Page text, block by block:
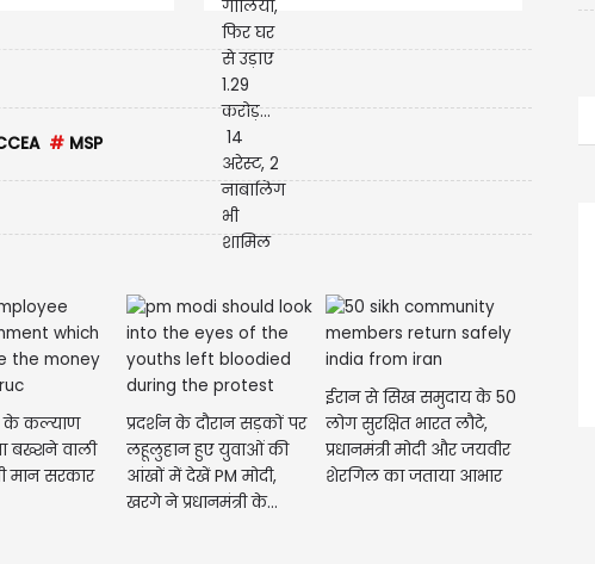
# MSP
के कल्याण
बख्शने वाली
मान सरकार
प्रदर्शन के दौरान सड़कों पर
लहूलुहान हुए युवाओं की
आंखों में देखें PM मोदी,
खरगे ने प्रधानमंत्री के...
ईरान से सिख समुदाय के 50
लोग सुरक्षित भारत लौटे,
प्रधानमंत्री मोदी और जयवीर
शेरगिल का जताया आभार